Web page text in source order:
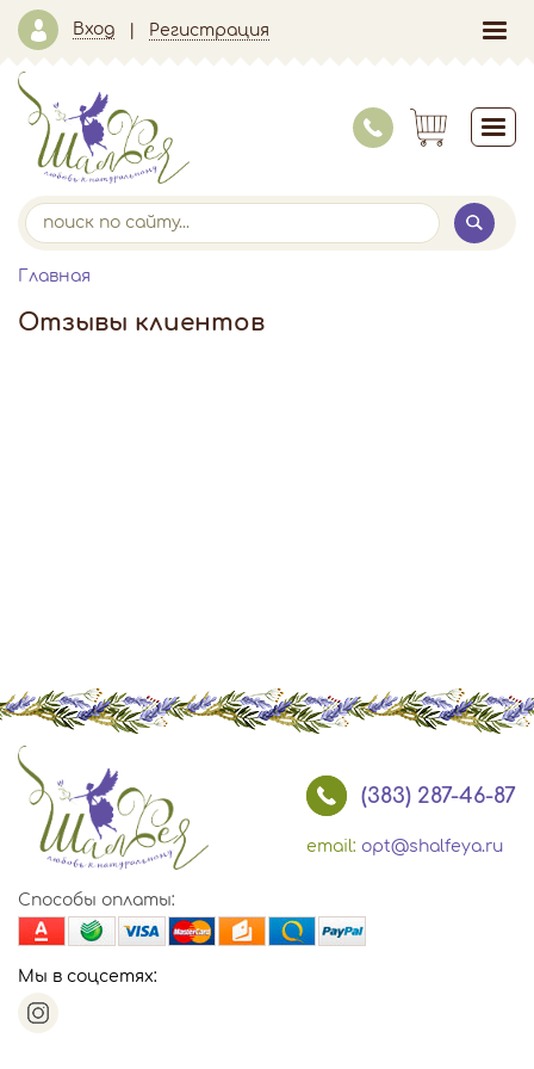
Вход Регистрация
Главная
Отзывы клиентов
(383) 287-46-87
email: opt@shalfeya.ru
Способы оплаты:
Мы в соцсетях: